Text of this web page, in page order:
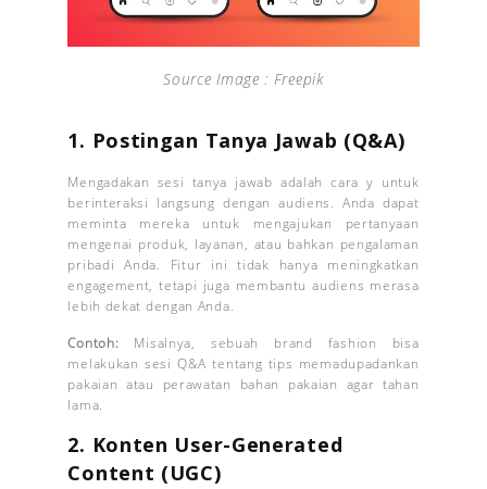
Source Image : Freepik
1. Postingan Tanya Jawab (Q&A)
Mengadakan sesi tanya jawab adalah cara y untuk
berinteraksi langsung dengan audiens. Anda dapat
meminta mereka untuk mengajukan pertanyaan
mengenai produk, layanan, atau bahkan pengalaman
pribadi Anda. Fitur ini tidak hanya meningkatkan
engagement, tetapi juga membantu audiens merasa
lebih dekat dengan Anda.
Contoh: Misalnya, sebuah brand fashion bisa
melakukan sesi Q&A tentang tips memadupadankan
pakaian atau perawatan bahan pakaian agar tahan
lama.
2. Konten User-Generated
Content (UGC)